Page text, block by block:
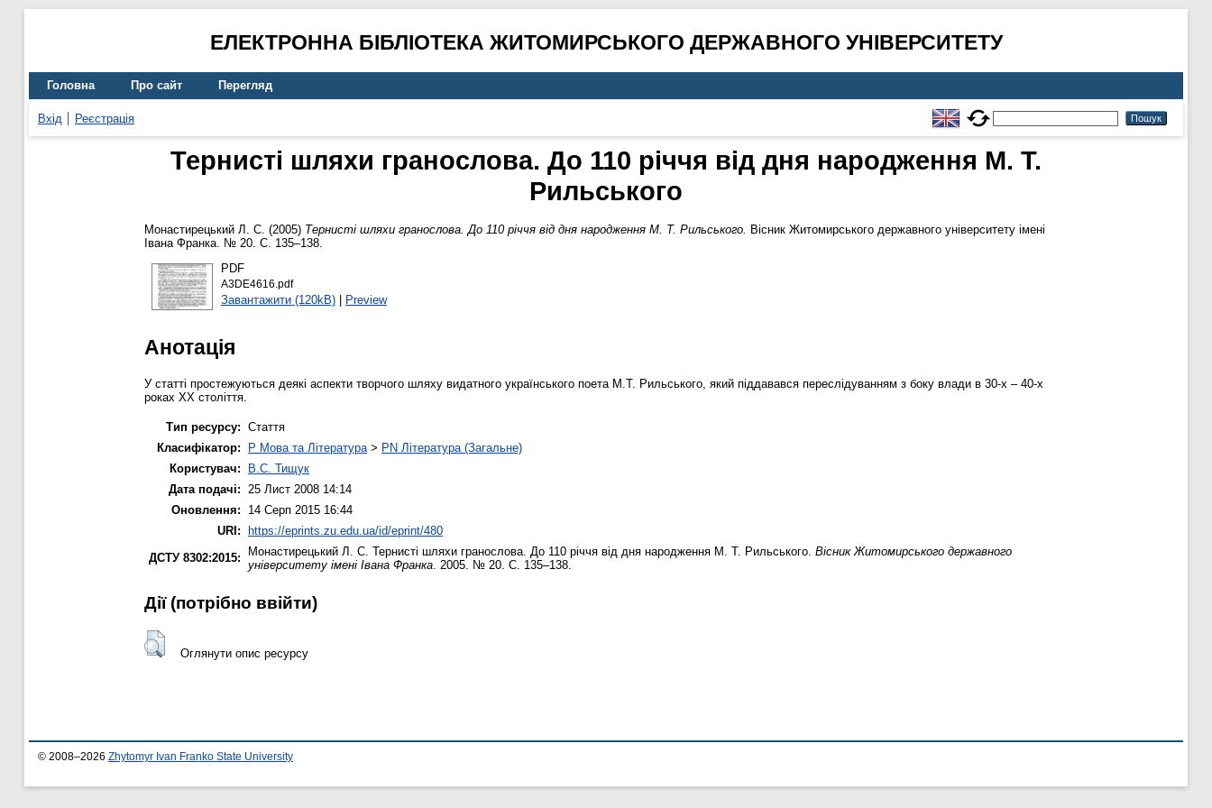
ЕЛЕКТРОННА БІБЛІОТЕКА ЖИТОМИРСЬКОГО ДЕРЖАВНОГО УНІВЕРСИТЕТУ
Головна Про сайт Перегляд
Вхід Реєстрація
Тернисті шляхи гранослова. До 110 річчя від дня народження М. Т.
Рильського
Монастирецький Л. С. (2005) Тернисті шляхи гранослова. До 110 річчя від дня народження М. Т. Рильського. Вісник Житомирського державного університету імені
Івана Франка. № 20. С. 135–138.
PDF
A3DE4616.pdf
Завантажити (120kB)| Preview
Анотація
У статті простежуються деякі аспекти творчого шляху видатного українського поета М.Т. Рильського, який піддавався переслідуванням з боку влади в 30-х – 40-х
роках ХХ століття.
Тип ресурсу: Стаття
Класифікатор:
P Мова та Література > PN Література (Загальне)
Користувач:
В.С. Тищук
Дата подачі:
25 Лист 2008 14:14
Оновлення:
14 Серп 2015 16:44
URI: https://eprints.zu.edu.ua/id/eprint/480
ДСТУ 8302:2015:
Монастирецький Л. С. Тернисті шляхи гранослова. До 110 річчя від дня народження М. Т. Рильського. Вісник Житомирського державного
університету імені Івана Франка . 2005. № 20. С. 135–138.
Дії ​​(потрібно ввійти)
Оглянути опис ресурсу
© 2008–2026 Zhytomyr Ivan Franko State University